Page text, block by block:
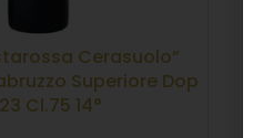
Cerasuolo”
Superiore Dop
Cl.75 14°